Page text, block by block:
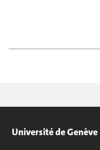
Université de Genève